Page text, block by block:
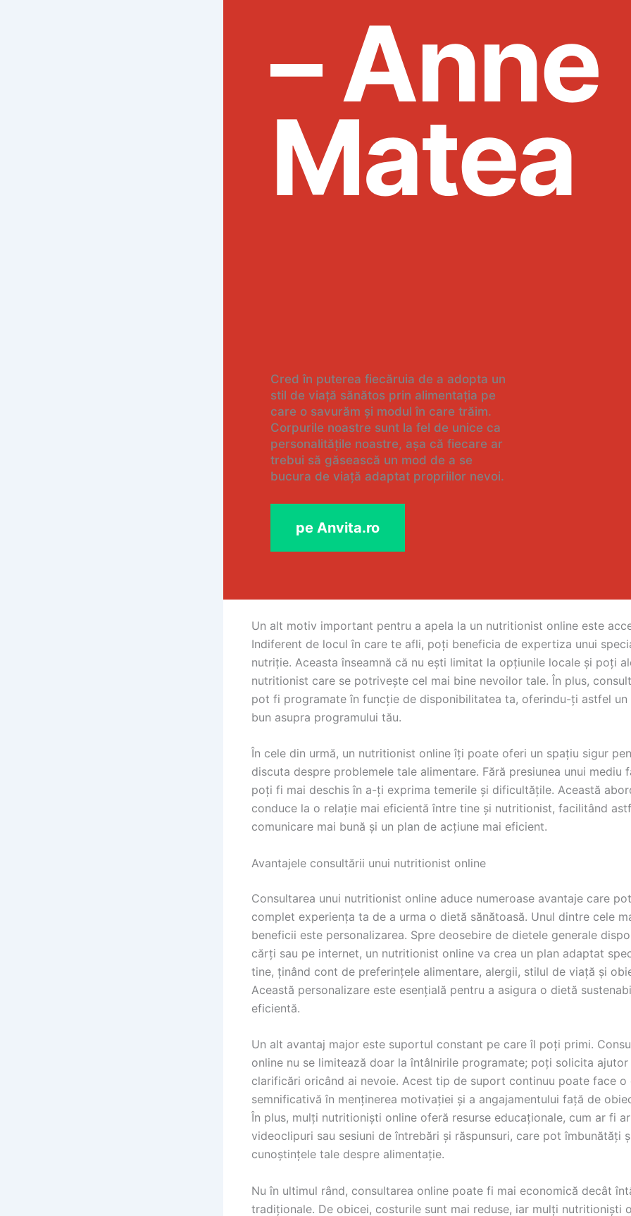
– Anne
Matea
Cred în puterea fiecăruia de a adopta un
stil de viață sănătos prin alimentația pe
care o savurăm și modul în care trăim.
Corpurile noastre sunt la fel de unice ca
personalitățile noastre, așa că fiecare ar
trebui să găsească un mod de a se
bucura de viață adaptat propriilor nevoi.
pe Anvita.ro
Un alt motiv important pentru a apela la un nutritionist online este
Indiferent de locul în care te afli, poți beneficia de expertiza unui
nutriție. Aceasta înseamnă că nu ești limitat la opțiunile locale și poți
nutritionist care se potrivește cel mai bine nevoilor tale. În plus,
pot fi programate în funcție de disponibilitatea ta, oferindu-ți astfel
bun asupra programului tău.
În cele din urmă, un nutritionist online îți poate oferi un spațiu sigur
discuta despre problemele tale alimentare. Fără presiunea unui mediu
poți fi mai deschis în a-ți exprima temerile și dificultățile. Această
conduce la o relație mai eficientă între tine și nutritionist, facilitând
comunicare mai bună și un plan de acțiune mai eficient.
Avantajele consultării unui nutritionist online
Consultarea unui nutritionist online aduce numeroase avantaje care
complet experiența ta de a urma o dietă sănătoasă. Unul dintre cele
beneficii este personalizarea. Spre deosebire de dietele generale
cărți sau pe internet, un nutritionist online va crea un plan adaptat
tine, ținând cont de preferințele alimentare, alergii, stilul de viață și
Această personalizare este esențială pentru a asigura o dietă
eficientă.
Un alt avantaj major este suportul constant pe care îl poți primi.
online nu se limitează doar la întâlnirile programate; poți solicita ajutor
clarificări oricând ai nevoie. Acest tip de suport continuu poate face o
semnificativă în menținerea motivației și a angajamentului față de
În plus, mulți nutritioniști online oferă resurse educaționale, cum ar fi
videoclipuri sau sesiuni de întrebări și răspunsuri, care pot îmbunătăți
cunoștințele tale despre alimentație.
Nu în ultimul rând, consultarea online poate fi mai economică decât
tradiționale. De obicei, costurile sunt mai reduse, iar mulți nutritioniști